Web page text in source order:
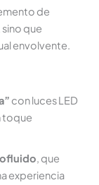
de
que
envolvente.
con luces LED
toque
, que
experiencia